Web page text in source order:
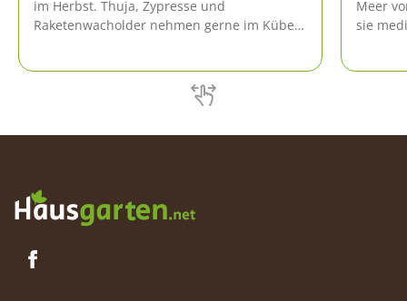
im Herbst. Thuja, Zypresse und
Raketenwacholder nehmen gerne im Kübel
Meer
sie